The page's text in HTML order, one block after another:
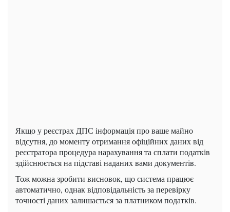
Якщо у реєстрах ДПС інформація про ваше майно
відсутня, до моменту отримання офіційних даних від
реєстратора процедура нарахування та сплати податків
здійснюється на підставі наданих вами документів.
Тож можна зробити висновок, що система працює
автоматично, однак відповідальність за перевірку
точності даних залишається за платником податків.